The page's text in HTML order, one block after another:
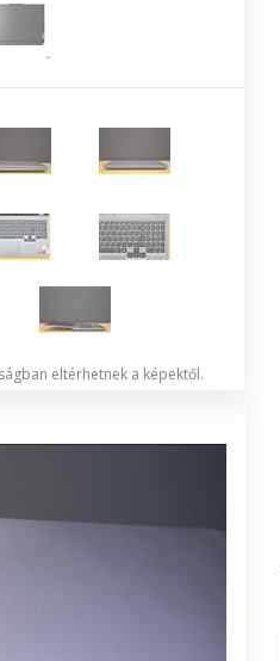
eltérhetnek a képektől.